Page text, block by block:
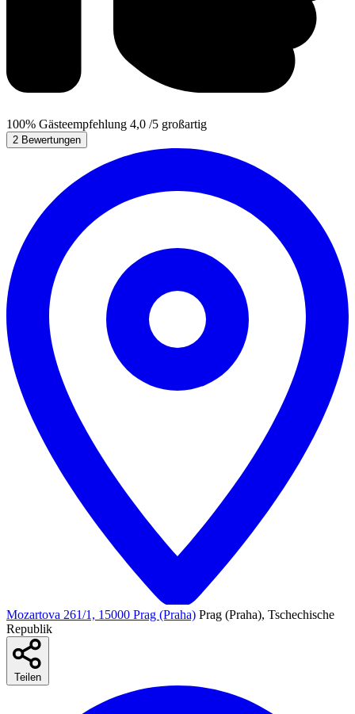
100% Gästeempfehlung 4,0 /5 großartig
2 Bewertungen
Mozartova 261/1, 15000 Prag (Praha) Prag (Praha), Tschechische
Republik
Teilen